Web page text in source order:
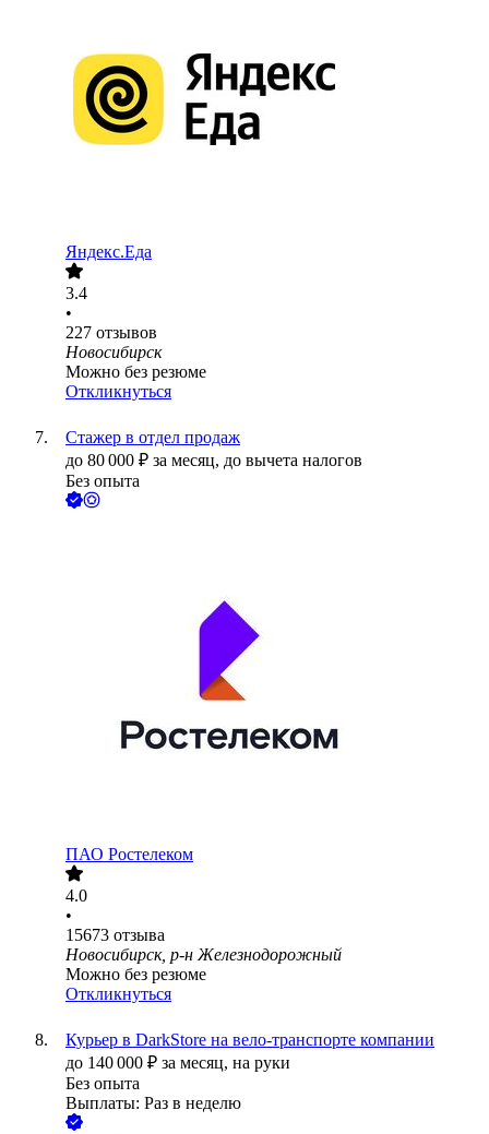
Яндекс.Еда
3.4
•
227 отзывов
Новосибирск
Можно без резюме
Откликнуться
Стажер в отдел продаж
до 80 000 ₽ за месяц, до вычета налогов
Без опыта
ПАО Ростелеком
4.0
•
15673 отзыва
Новосибирск, р-н Железнодорожный
Можно без резюме
Откликнуться
Курьер в DarkStore на вело-транспорте компании
до 140 000 ₽ за месяц, на руки
Без опыта
Выплаты: Раз в неделю